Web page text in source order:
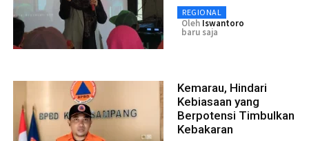
REGIONAL
Oleh Iswantoro
baru saja
Kemarau, Hindari
Kebiasaan yang
Berpotensi Timbulkan
Kebakaran